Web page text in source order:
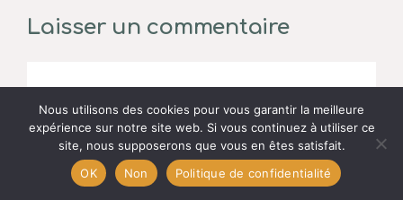
Laisser un commentaire
Nous utilisons des cookies pour vous garantir la meilleure
expérience sur notre site web. Si vous continuez à utiliser ce
site, nous supposerons que vous en êtes satisfait.
OK
Non Politique de confidentialité